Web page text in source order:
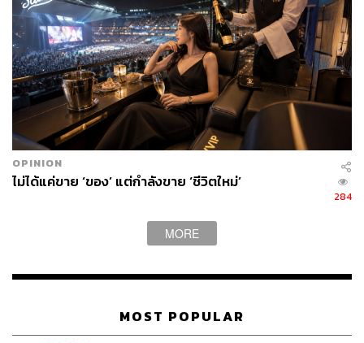
OPINION
ไม่ได้แค่ขาย ‘ของ’ แต่กำลังขาย ‘ชีวิตใหม่’
284
MORE
MOST POPULAR